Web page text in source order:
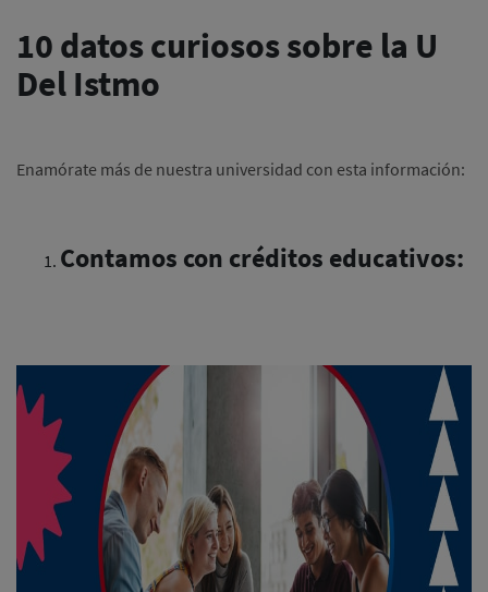
10 datos curiosos sobre la U
Del Istmo
Enamórate más de nuestra universidad con esta información:
Contamos con créditos educativos: